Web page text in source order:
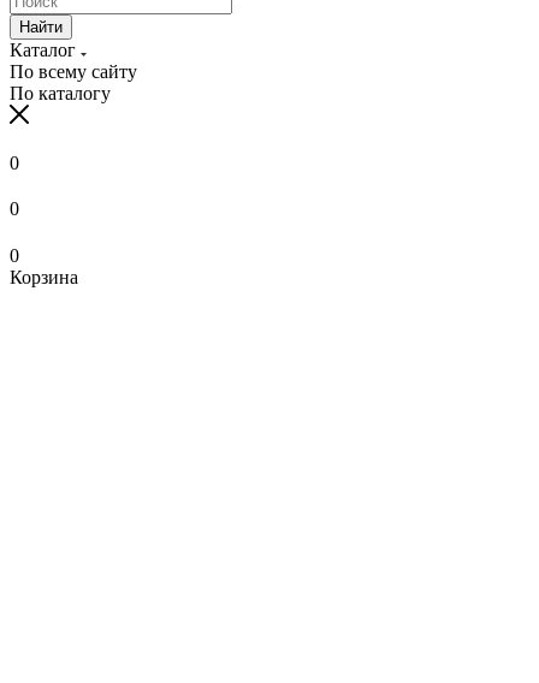
Найти
Каталог
По всему сайту
По каталогу
0
0
0
Корзина